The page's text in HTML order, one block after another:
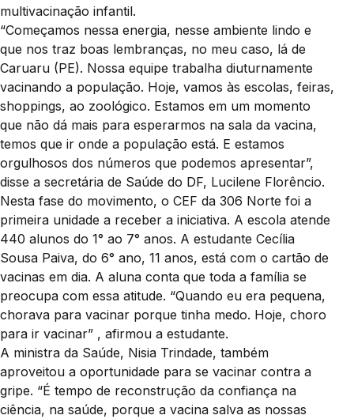
multivacinação infantil.
“Começamos nessa energia, nesse ambiente lindo e
que nos traz boas lembranças, no meu caso, lá de
Caruaru (PE). Nossa equipe trabalha diuturnamente
vacinando a população. Hoje, vamos às escolas, feiras,
shoppings, ao zoológico. Estamos em um momento
que não dá mais para esperarmos na sala da vacina,
temos que ir onde a população está. E estamos
orgulhosos dos números que podemos apresentar”,
disse a secretária de Saúde do DF, Lucilene Florêncio.
Nesta fase do movimento, o CEF da 306 Norte foi a
primeira unidade a receber a iniciativa. A escola atende
440 alunos do 1° ao 7° anos. A estudante Cecília
Sousa Paiva, do 6° ano, 11 anos, está com o cartão de
vacinas em dia. A aluna conta que toda a família se
preocupa com essa atitude. “Quando eu era pequena,
chorava para vacinar porque tinha medo. Hoje, choro
para ir vacinar” , afirmou a estudante.
A ministra da Saúde, Nisia Trindade, também
aproveitou a oportunidade para se vacinar contra a
gripe. “É tempo de reconstrução da confiança na
ciência, na saúde, porque a vacina salva as nossas